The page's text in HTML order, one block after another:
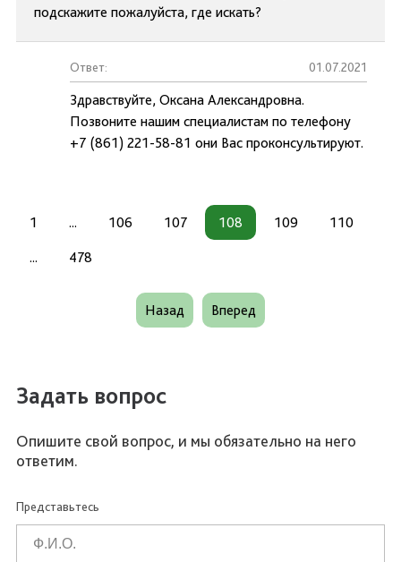
подскажите пожалуйста, где искать?
Ответ: 01.07.2021
Здравствуйте, Оксана Александровна.
Позвоните нашим специалистам по телефону
+7 (861) 221-58-81 они Вас проконсультируют.
1 ... 106 107 108 109 110
... 478
Назад Вперед
Задать вопрос
Опишите свой вопрос, и мы обязательно на него
ответим.
Представьтесь